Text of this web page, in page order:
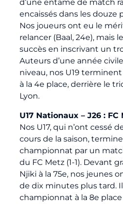
d’une entame de match
encaissés dans les douze
Nos joueurs ont eu le
relancer (Baal, 24e), mais
succès en inscrivant un
Auteurs d’une année
niveau, nos U19
à la 4e place, derrière le
Lyon.
U17 Nationaux – J26 : FC
Nos U17, qui n’ont cessé
cours de la saison,
championnat par un
du FC Metz (1-1). Devant
Njiki à la 75e, nos jeunes
de dix minutes plus tard.
championnat à la 8e